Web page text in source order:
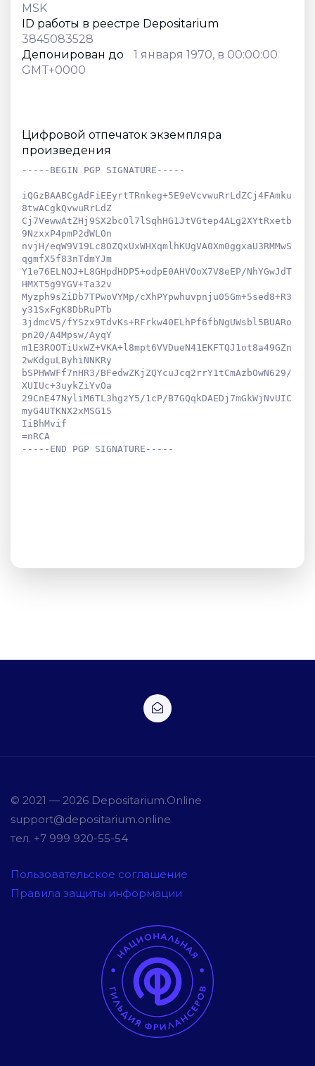
MSK
ID работы в реестре Depositarium
3845083528
Депонирован до
1 января 1970, в 00:00:00
GMT+0000
Цифровой отпечаток экземпляра
произведения
-----BEGIN PGP SIGNATURE-----
iQGzBAABCgAdFiEEyrtTRnkeg+5E9eVcvwuRrLdZCj4FAmku
8twACgkQvwuRrLdZ
Cj7VewwAtZHj9SX2bcOl7lSqhHG1JtVGtep4ALg2XYtRxetb
9NzxxP4pmP2dWLOn
nvjH/eqW9V19Lc8OZQxUxWHXqmlhKUgVA0Xm0ggxaU3RMMwS
qgmfX5f83nTdmYJm
Y1e76ELNOJ+L8GHpdHDP5+odpE0AHVOoX7V8eEP/NhYGwJdT
HMXT5g9YGV+Ta32v
Myzph9sZiDb7TPwoVYMp/cXhPYpwhuvpnju05Gm+5sed8+R3
y31SxFgK8DbRuPTb
3jdmcV5/fYSzx9TdvKs+RFrkw40ELhPf6fbNgUWsbl5BUARo
pn20/A4Mpsw/AyqY
m1E3ROOTiUxWZ+VKA+l8mpt6VVDueN41EKFTQJ1ot8a49GZn
2wKdguLByhiNNKRy
bSPHWWFf7nHR3/BFedwZKjZQYcuJcq2rrY1tCmAzbOwN629/
XUIUc+3uykZiYvOa
29CnE47NyliM6TL3hgzY5/1cP/B7GQqkDAEDj7mGkWjNvUIC
myG4UTKNX2xMSG15
IiBhMvif
=nRCA
-----END PGP SIGNATURE-----
© 2021 — 2026 Depositarium.Online
support@depositarium.online
тел. +7 999 920-55-54
Пользовательское соглашение
Правила защиты информации